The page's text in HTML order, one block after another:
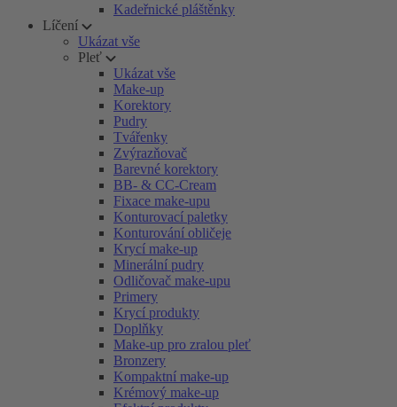
Kadeřnické pláštěnky
Líčení
Ukázat vše
Pleť
Ukázat vše
Make-up
Korektory
Pudry
Tvářenky
Zvýrazňovač
Barevné korektory
BB- & CC-Cream
Fixace make-upu
Konturovací paletky
Konturování obličeje
Krycí make-up
Minerální pudry
Odličovač make-upu
Primery
Krycí produkty
Doplňky
Make-up pro zralou pleť
Bronzery
Kompaktní make-up
Krémový make-up